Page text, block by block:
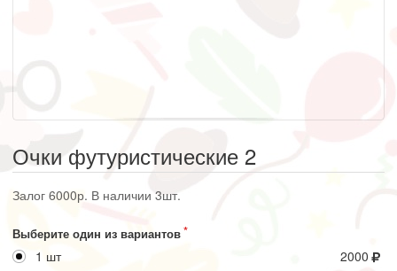
Очки футуристические 2
Залог 6000р. В наличии 3шт.
Выберите один из вариантов
1 шт 2000